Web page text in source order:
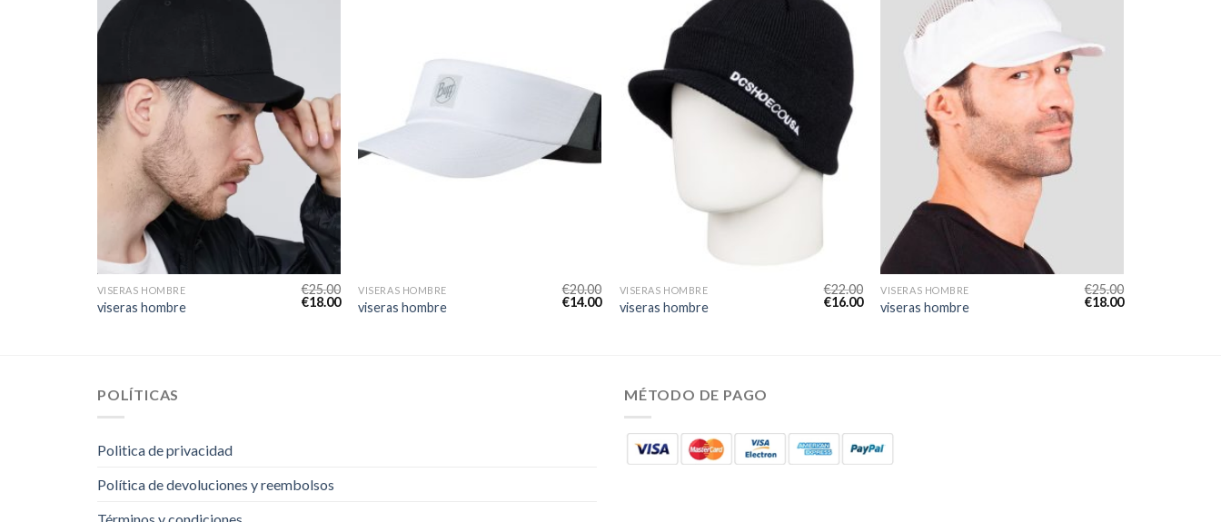
VISERAS HOMBRE
viseras hombre
€25.00
€18.00
VISERAS HOMBRE
viseras hombre
€20.00
€14.00
VISERAS HOMBRE
viseras hombre
€22.00
€16.00
VISERAS HOMBRE
viseras hombre
€25.00
€18.00
POLÍTICAS
Politica de privacidad
Política de devoluciones y reembolsos
MÉTODO DE PAGO